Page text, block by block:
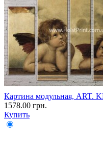
Картина модульная, ART.
1578.00 грн.
Купить